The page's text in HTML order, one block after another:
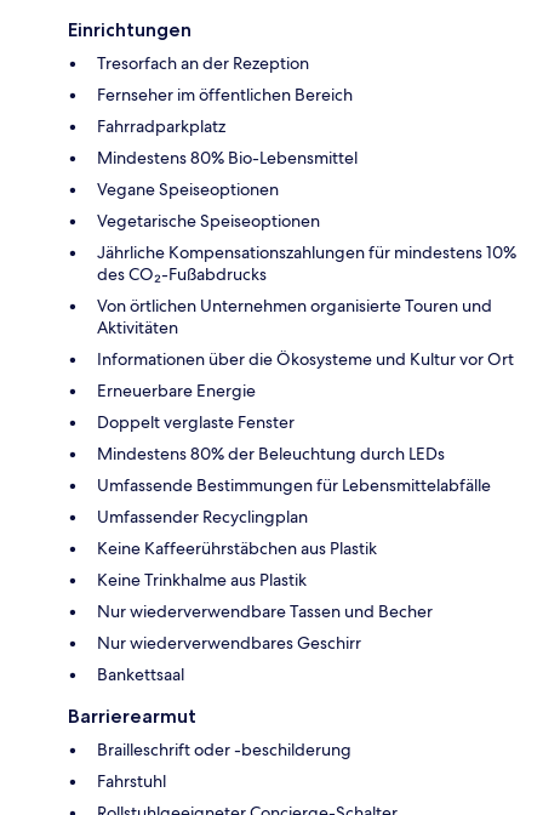
Einrichtungen
Tresorfach an der Rezeption
Fernseher im öffentlichen Bereich
Fahrradparkplatz
Mindestens 80% Bio-Lebensmittel
Vegane Speiseoptionen
Vegetarische Speiseoptionen
Jährliche Kompensationszahlungen für mindestens 10%
des CO₂-Fußabdrucks
Von örtlichen Unternehmen organisierte Touren und
Aktivitäten
Informationen über die Ökosysteme und Kultur vor Ort
Erneuerbare Energie
Doppelt verglaste Fenster
Mindestens 80% der Beleuchtung durch LEDs
Umfassende Bestimmungen für Lebensmittelabfälle
Umfassender Recyclingplan
Keine Kaffeerührstäbchen aus Plastik
Keine Trinkhalme aus Plastik
Nur wiederverwendbare Tassen und Becher
Nur wiederverwendbares Geschirr
Bankettsaal
Barrierearmut
Brailleschrift oder -beschilderung
Fahrstuhl